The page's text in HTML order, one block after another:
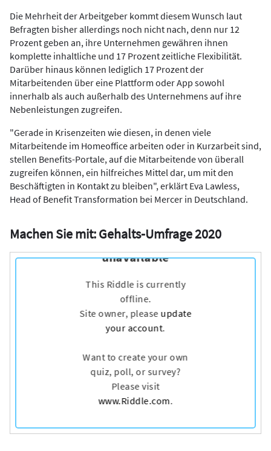
Die Mehrheit der Arbeitgeber kommt diesem Wunsch laut
Befragten bisher allerdings noch nicht nach, denn nur 12
Prozent geben an, ihre Unternehmen gewähren ihnen
komplette inhaltliche und 17 Prozent zeitliche Flexibilität.
Darüber hinaus können lediglich 17 Prozent der
Mitarbeitenden über eine Plattform oder App sowohl
innerhalb als auch außerhalb des Unternehmens auf ihre
Nebenleistungen zugreifen.
"Gerade in Krisenzeiten wie diesen, in denen viele
Mitarbeitende im Homeoffice arbeiten oder in Kurzarbeit sind,
stellen Benefits-Portale, auf die Mitarbeitende von überall
zugreifen können, ein hilfreiches Mittel dar, um mit den
Beschäftigten in Kontakt zu bleiben", erklärt Eva Lawless,
Head of Benefit Transformation bei Mercer in Deutschland.
Machen Sie mit: Gehalts-Umfrage 2020